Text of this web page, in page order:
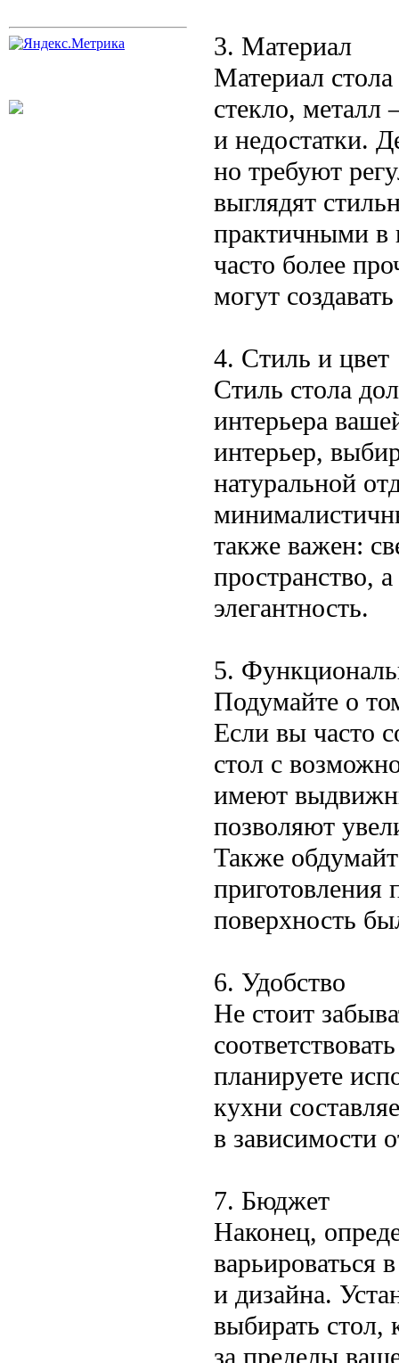
3. Материал
Материал
стекло,
и недостатки.
но требуют
выглядят
практичными в
часто более
могут
4. Стиль и цвет
Стиль стола
интерьера
интерьер,
натуральной
также важен:
пространство,
элегантность.
5.
Подумайте о
Если вы часто
стол с
имеют
позволяют
Также
приготовления
поверхность
6. Удобство
Не стоит
планируете
кухни
в зависимости
7. Бюджет
Наконец,
варьироваться
и дизайна.
выбирать стол,
за пределы